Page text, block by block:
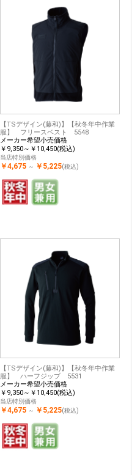
【TSデザイン(藤和)】【秋冬年中作業
服】 フリースベスト 5548
メーカー希望小売価格
￥9,350～￥10,450(税込)
当店特別価格
￥4,675 ～ ￥5,225(税込)
【TSデザイン(藤和)】【秋冬年中作業
服】 ハーフジップ 5531
メーカー希望小売価格
￥9,350～￥10,450(税込)
当店特別価格
￥4,675 ～ ￥5,225(税込)